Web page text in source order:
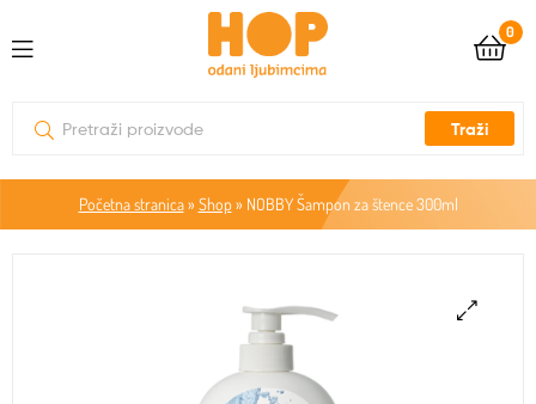
0
Traži
Početna stranica» Shop» NOBBY Šampon za štence 300ml